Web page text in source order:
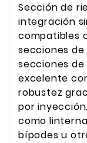
Sección de
integración
compatibles
secciones de
secciones
excelente
robustez
por
como
bípodes u